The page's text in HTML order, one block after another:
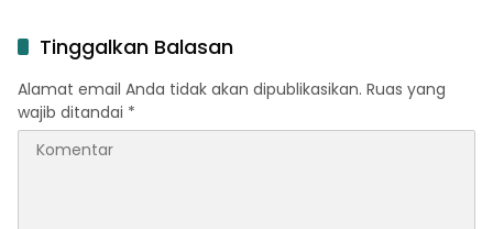
Tinggalkan Balasan
Alamat email Anda tidak akan dipublikasikan. Ruas yang
wajib ditandai *